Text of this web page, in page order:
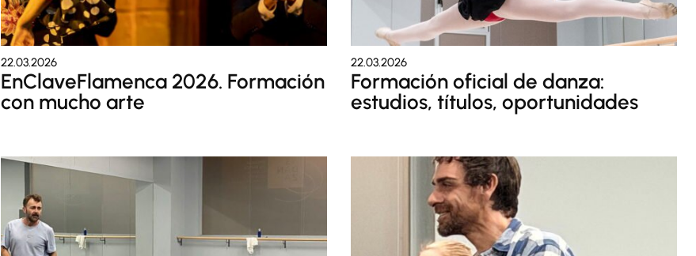
22.03.2026
EnClaveFlamenca 2026. Formación
con mucho arte
22.03.2026
Formación oficial de danza:
estudios, títulos, oportunidades